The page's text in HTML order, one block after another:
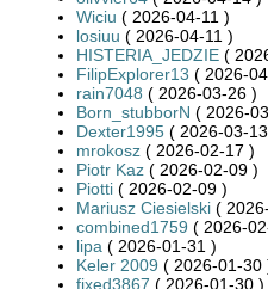
Wiciu ( 2026-04-11 )
losiuu ( 2026-04-11 )
HISTERIA_JEDZIE (
FilipExplorer13 ( 2026-
rain7048 ( 2026-03-26 )
Born_stubborN ( 2026-
Dexter1995 ( 2026-03-
mrokosz ( 2026-02-17 )
Piotr Kaz ( 2026-02-09 )
Piotti ( 2026-02-09 )
Mariusz Ciesielski (
combined1759 ( 2026-
lipa ( 2026-01-31 )
Keler 2009 ( 2026-01-30
fixed3867 ( 2026-01-30 )